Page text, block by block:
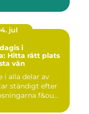
jul
i
Hitta rätt plats
vän
i alla delar av
ständigt efter
f&ou...